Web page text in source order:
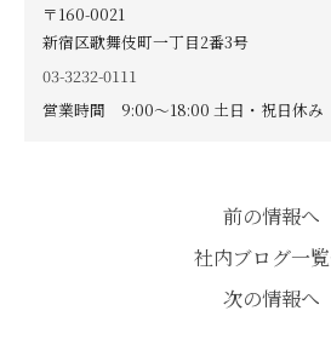
〒160-0021
新宿区歌舞伎町一丁目2番3号
03-3232-0111
営業時間 9:00〜18:00 土日・祝日休み
前の情報へ
社内ブログ一
次の情報へ